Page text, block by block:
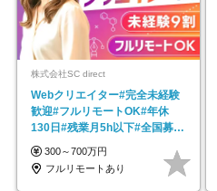
株式会社SC direct
Webクリエイター#完全未経験
歓迎#フルリモートOK#年休
130日#残業月5h以下#全国募集
#最大1年の研修
300～700万円
フルリモートあり